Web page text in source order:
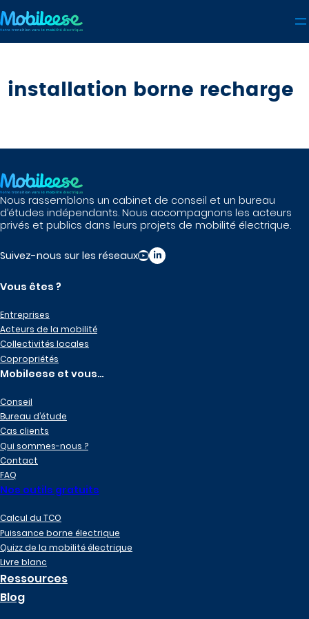
au
contenu
installation borne recharge
Nous rassemblons un cabinet de conseil et un bureau
d’études indépendants. Nous accompagnons les acteurs
privés et publics dans leurs projets de mobilité électrique.
Suivez-nous sur les réseaux
Vous êtes ?
Entreprises
Acteurs de la mobilité
Collectivités locales
Copropriétés
Mobileese et vous…
Conseil
Bureau d’étude
Cas clients
Qui sommes-nous ?
Contact
FAQ
Nos outils gratuits
Calcul du TCO
Puissance borne électrique
Quizz de la mobilité électrique
Livre blanc
Ressources
Blog